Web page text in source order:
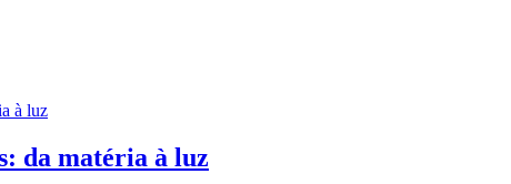
da matéria à luz